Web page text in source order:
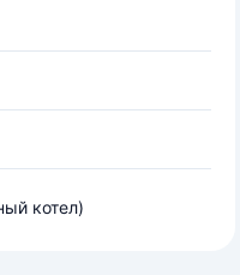
котел)